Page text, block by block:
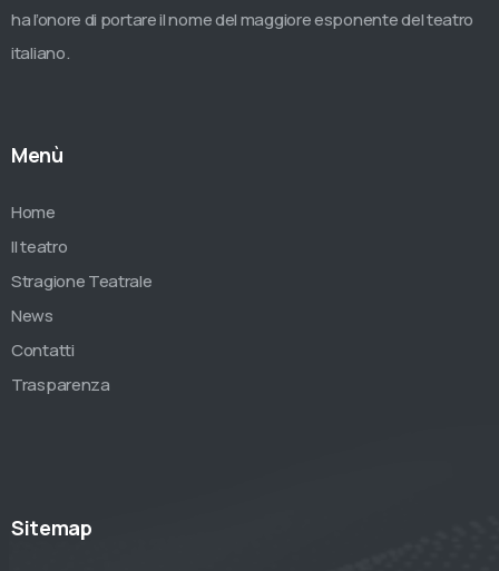
ha l’onore di portare il nome del maggiore esponente del teatro
italiano.
Menù
Home
Il teatro
Stragione Teatrale
News
Contatti
Trasparenza
Sitemap